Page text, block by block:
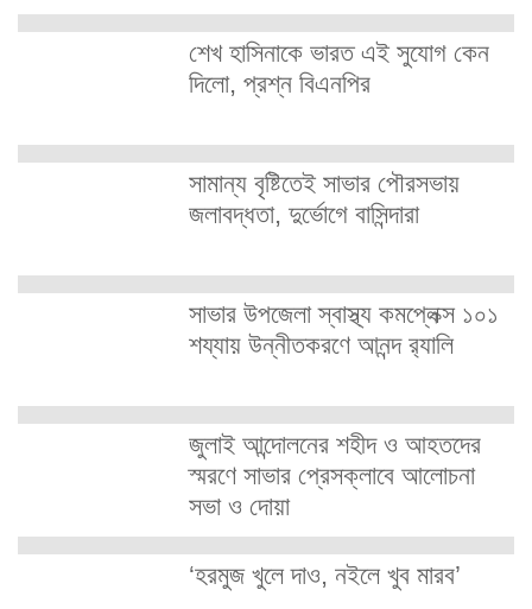
শেখ হাসিনাকে ভারত এই সুযোগ কেন
দিলো, প্রশ্ন বিএনপির
সামান্য বৃষ্টিতেই সাভার পৌরসভায়
জলাবদ্ধতা, দুর্ভোগে বাসিন্দারা
সাভার উপজেলা স্বাস্থ্য কমপ্লেক্স ১০১
শয্যায় উন্নীতকরণে আনন্দ র‍্যালি
জুলাই আন্দোলনের শহীদ ও আহতদের
স্মরণে সাভার প্রেসক্লাবে আলোচনা
সভা ও দোয়া
‘হরমুজ খুলে দাও, নইলে খুব মারব’